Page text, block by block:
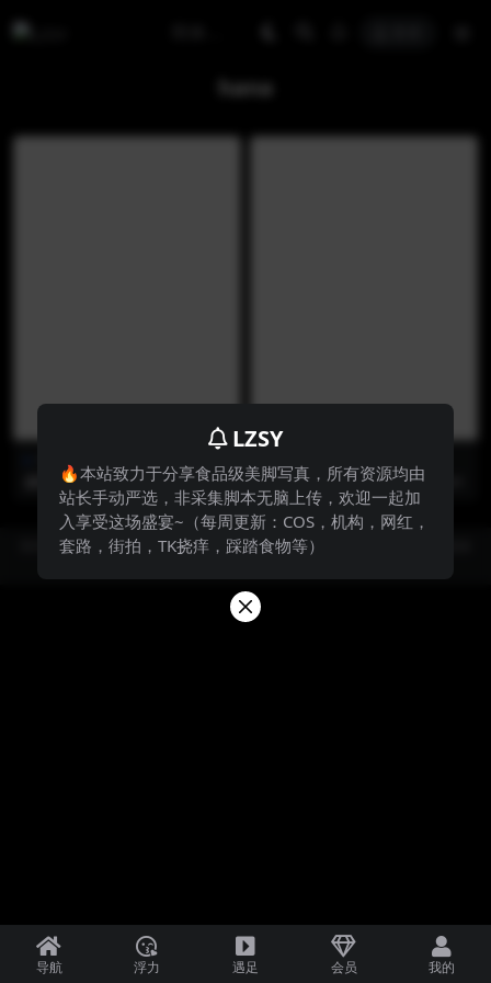
hana
中国美jio
越裔正妹Hana bunny – Eve 越裔正妹Hana bunny – Ahri
防失联，请牢记永久地址：7.jio.fan，站长QQ：3843348983（截图本页面保
导航 浮力 遇足 会员 我的
LZSY
🔥本站致力于分享食品级美脚写真，所有资源均由
站长手动严选，非采集脚本无脑上传，欢迎一起加
入享受这场盛宴~（每周更新：COS，机构，网红，
套路，街拍，TK挠痒，踩踏食物等）